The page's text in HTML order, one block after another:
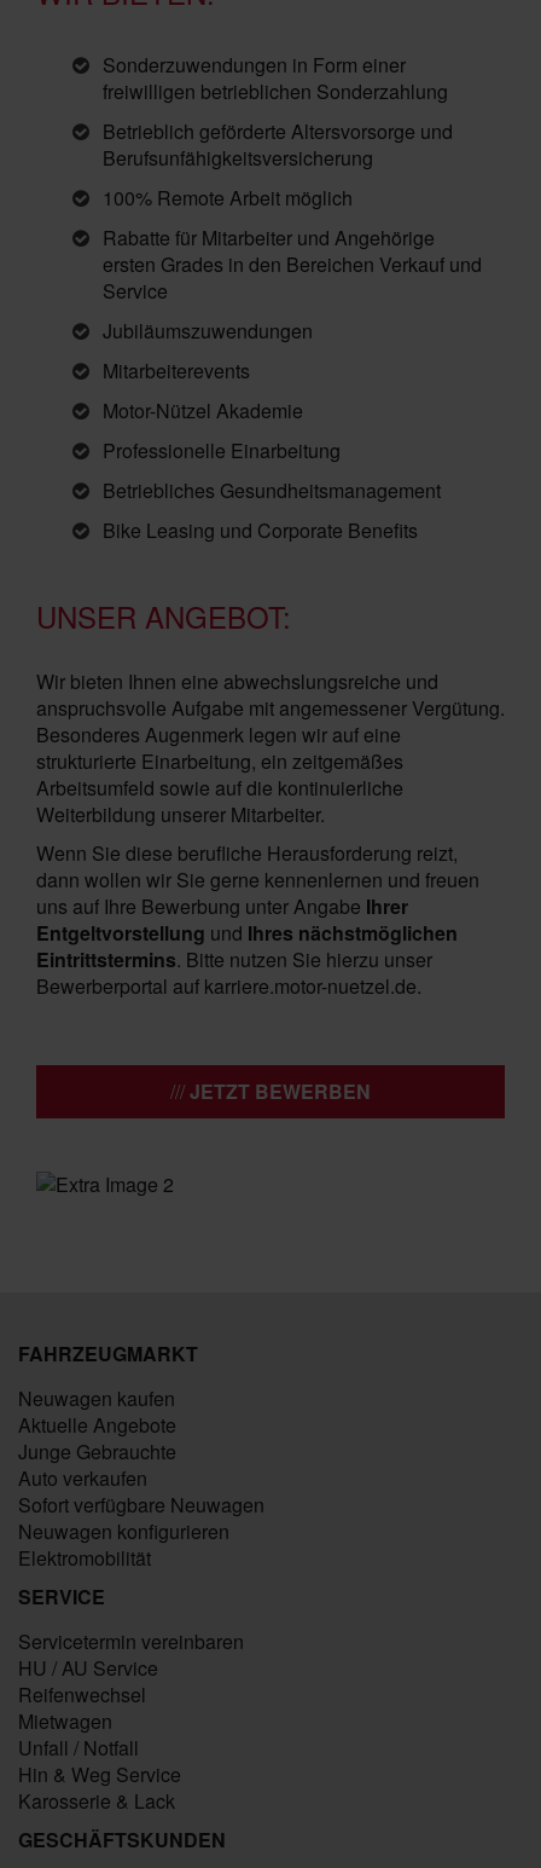
Sonderzuwendungen in Form einer
freiwilligen betrieblichen Sonderzahlung
Betrieblich geförderte Altersvorsorge und
Berufsunfähigkeitsversicherung
100% Remote Arbeit möglich
Rabatte für Mitarbeiter und Angehörige
ersten Grades in den Bereichen Verkauf und
Service
Jubiläumszuwendungen
Mitarbeiterevents
Motor-Nützel Akademie
Professionelle Einarbeitung
Betriebliches Gesundheitsmanagement
Bike Leasing und Corporate Benefits
UNSER ANGEBOT:
Wir bieten Ihnen eine abwechslungsreiche und
anspruchsvolle Aufgabe mit angemessener Vergütung.
Besonderes Augenmerk legen wir auf eine
strukturierte Einarbeitung, ein zeitgemäßes
Arbeitsumfeld sowie auf die kontinuierliche
Weiterbildung unserer Mitarbeiter.
Wenn Sie diese berufliche Herausforderung reizt,
dann wollen wir Sie gerne kennenlernen und freuen
uns auf Ihre Bewerbung unter Angabe Ihrer
Entgeltvorstellung und Ihres nächstmöglichen
Eintrittstermins. Bitte nutzen Sie hierzu unser
Bewerberportal auf karriere.motor-nuetzel.de.
JETZT BEWERBEN
FAHRZEUGMARKT
Neuwagen kaufen
Aktuelle Angebote
Junge Gebrauchte
Auto verkaufen
Sofort verfügbare Neuwagen
Neuwagen konfigurieren
Elektromobilität
SERVICE
Servicetermin vereinbaren
HU / AU Service
Reifenwechsel
Mietwagen
Unfall / Notfall
Hin & Weg Service
Karosserie & Lack
GESCHÄFTSKUNDEN